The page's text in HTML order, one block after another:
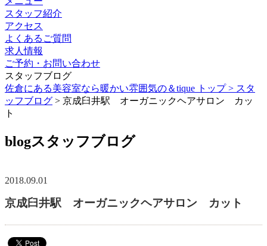
スタッフ紹介
アクセス
よくあるご質問
求人情報
ご予約・お問い合わせ
スタッフブログ
佐倉にある美容室なら暖かい雰囲気の＆tique トップ > スタ
ッフブログ > 京成臼井駅 オーガニックヘアサロン カッ
ト
blogスタッフブログ
2018.09.01
京成臼井駅 オーガニックヘアサロン カット